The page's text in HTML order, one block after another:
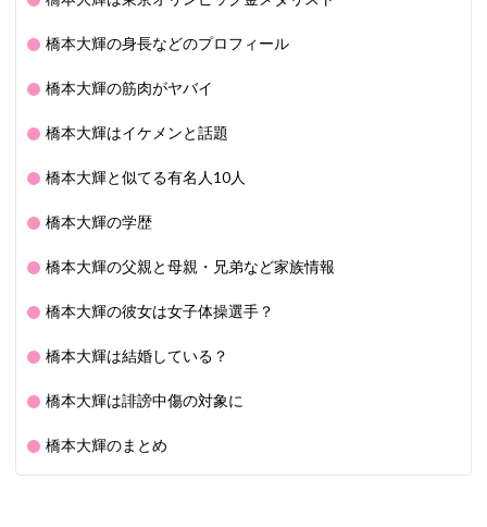
橋本大輝の身長などのプロフィール
橋本大輝の筋肉がヤバイ
橋本大輝はイケメンと話題
橋本大輝と似てる有名人10人
橋本大輝の学歴
橋本大輝の父親と母親・兄弟など家族情報
橋本大輝の彼女は女子体操選手？
橋本大輝は結婚している？
橋本大輝は誹謗中傷の対象に
橋本大輝のまとめ